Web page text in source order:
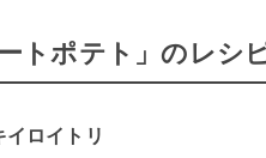
トポテト」のレシ
イロイトリ